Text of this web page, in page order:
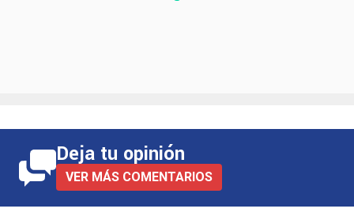
Deja tu opinión
VER MÁS COMENTARIOS